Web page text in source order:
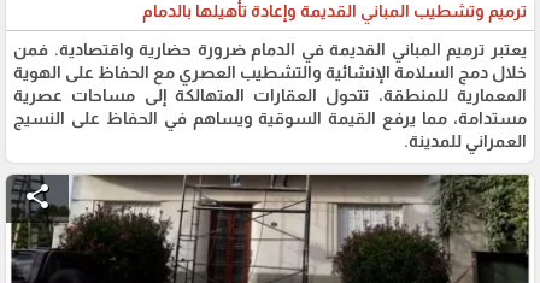
ترميم وتشطيب المباني القديمة وإعادة تأهيلها بالدمام
يعتبر ترميم المباني القديمة في الدمام ضرورة حضارية واقتصادية. فمن
خلال دمج السلامة الإنشائية والتشطيب العصري مع الحفاظ على الهوية
المعمارية للمنطقة، تتحول العقارات المتهالكة إلى مساحات عصرية
مستدامة، مما يرفع القيمة السوقية ويساهم في الحفاظ على النسيج
العمراني للمدينة.
share